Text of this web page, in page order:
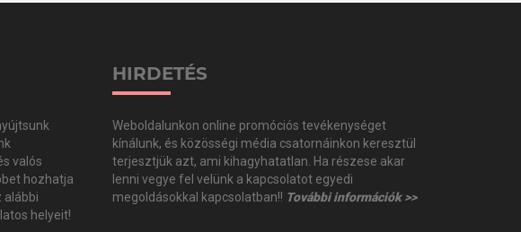
valós
hozhatja
alábbi
helyeit!
HIRDETÉS
Weboldalunkon online promóciós tevékenységet
kínálunk, és közösségi média csatornáinkon keresztül
terjesztjük azt, ami kihagyhatatlan. Ha részese akar
lenni vegye fel velünk a kapcsolatot egyedi
megoldásokkal kapcsolatban!! További információk >>